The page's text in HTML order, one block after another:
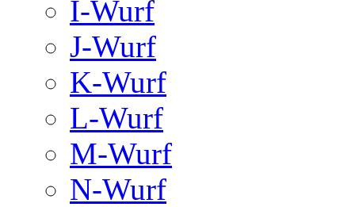
I-Wurf
J-Wurf
K-Wurf
L-Wurf
M-Wurf
N-Wurf